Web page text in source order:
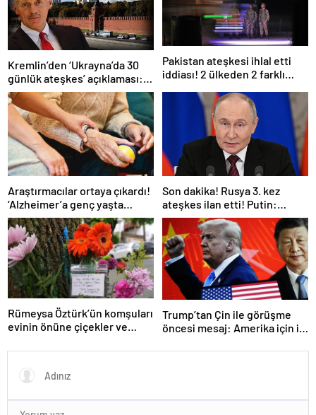
Kremlin’den ‘Ukrayna’da 30
günlük ateşkes’ açıklaması:
Bunu iyice düşünmeliyiz
Pakistan ateşkesi ihlal etti
iddiası! 2 ülkeden 2 farklı
Araştırmacılar ortaya çıkardı!
‘Alzheimer’a genç yaşta
yakalanabilirsiniz’
Son dakika! Rusya 3. kez
ateşkes ilan etti! Putin:
Erdoğan ile görüşme
gerçekleştireceğiz
Rümeysa Öztürk’ün komşuları
evinin önüne çiçekler ve
Trump’tan Çin ile görüşme
öncesi mesaj: Amerika için iyi